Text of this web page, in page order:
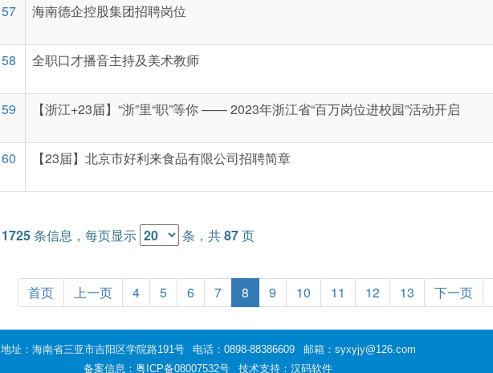
海南德企控股集团招聘岗位
全职口才播音主持及美术教师
【浙江+23届】“浙”里“职”等你 —— 2023年浙江省“百万岗位进校园”活动开启
【23届】北京市好利来食品有限公司招聘简章
1725条信息，每页显示 条，共87页
首页 上一页 4 5 6 7 8 9 10 11 12 13 下一页
地址：海南省三亚市吉阳区学院路191号 电话：0898-88386609
邮箱：syxyjy@126.com
备案信息：粤ICP备08007532号 技术支持：汉码软件